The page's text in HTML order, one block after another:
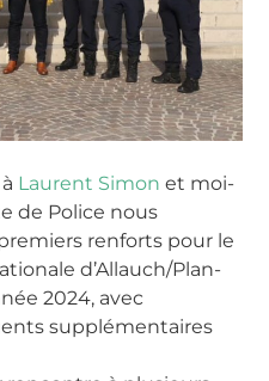
Laurent Simon et moi-
de Police nous
renforts pour le
d’Allauch/Plan-
2024, avec
supplémentaires